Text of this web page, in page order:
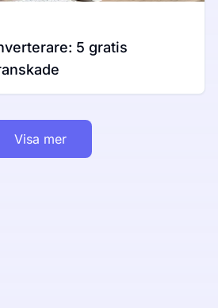
5 gratis
Visa mer